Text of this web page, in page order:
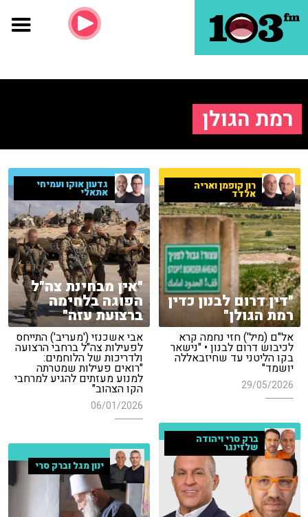
רמת הגולן
רון קופמן ואריה
אלדד
"דין דרום לבנון כדין
רמת הגולן"
אל"ם (מיל') חזי נחמה קרא
לכיבוש דרום לבנון • "נישאר
בקו הליטני עד שחיזבאללה
יושמד"
29/05/2026
גדעון אוקו ועמיחי
אתאלי
"אין מבחינת צה"ל
הפוגה בלחימה
ברצועת עזה"
אבי אשכנזי ('מעריב') התייחס
לפעילות צה"ל ברחבי הרצועה
ולדריכות של הלוחמים:
"רואים פעילות שמטרתה
למנוע מעזתים להגיע למרחבי
הקו הצהוב"
06/01/2026
ברק סרי ויהודה
שלזינגר
ינון מגל וברק סרי